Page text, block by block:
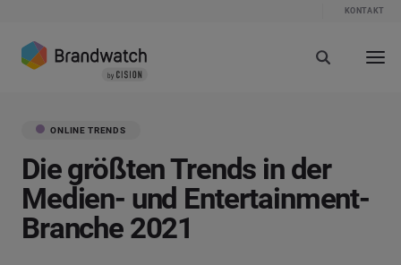
KONTAKT
ONLINE TRENDS
Die größten Trends in der
Medien- und Entertainment-
Branche 2021